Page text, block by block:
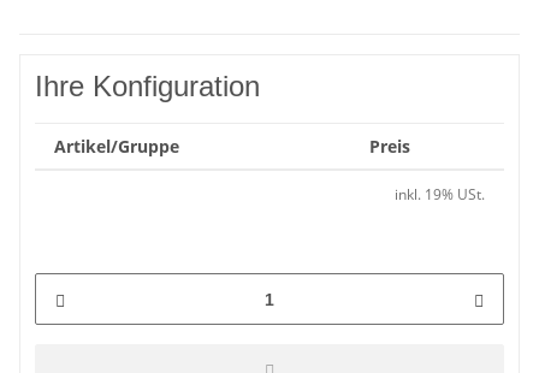
Ihre Konfiguration
Artikel/Gruppe Preis
inkl. 19% USt.